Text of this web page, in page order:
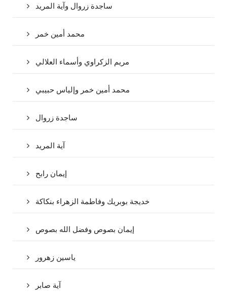
ساجدة زروال وآية المريد
محمد أمين خمر
مريم الزكراوي وأسماء العلالي
محمد أمين خمر وإلياس حبيبي
ساجدة زروال
آية المريد
إيمان رابح
خديجة بوبريك وفاطمة الزهراء بنكاكة
إيمان بصوص وفضل الله بصوص
ياسين زهرور
آية صابر